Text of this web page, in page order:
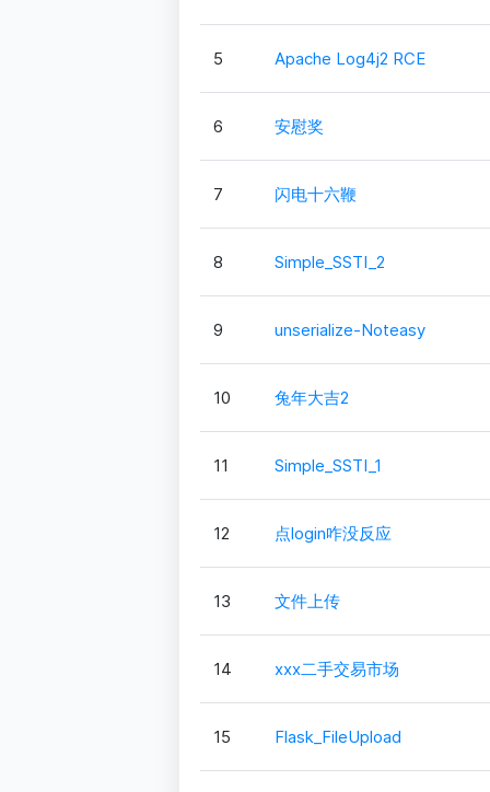
5 Apache Log4j2 RCE
6 安慰奖
7 闪电十六鞭
8 Simple_SSTI_2
9 unserialize-Noteasy
10 兔年大吉2
11 Simple_SSTI_1
12 点login咋没反应
13 文件上传
14 xxx二手交易市场
15 Flask_FileUpload